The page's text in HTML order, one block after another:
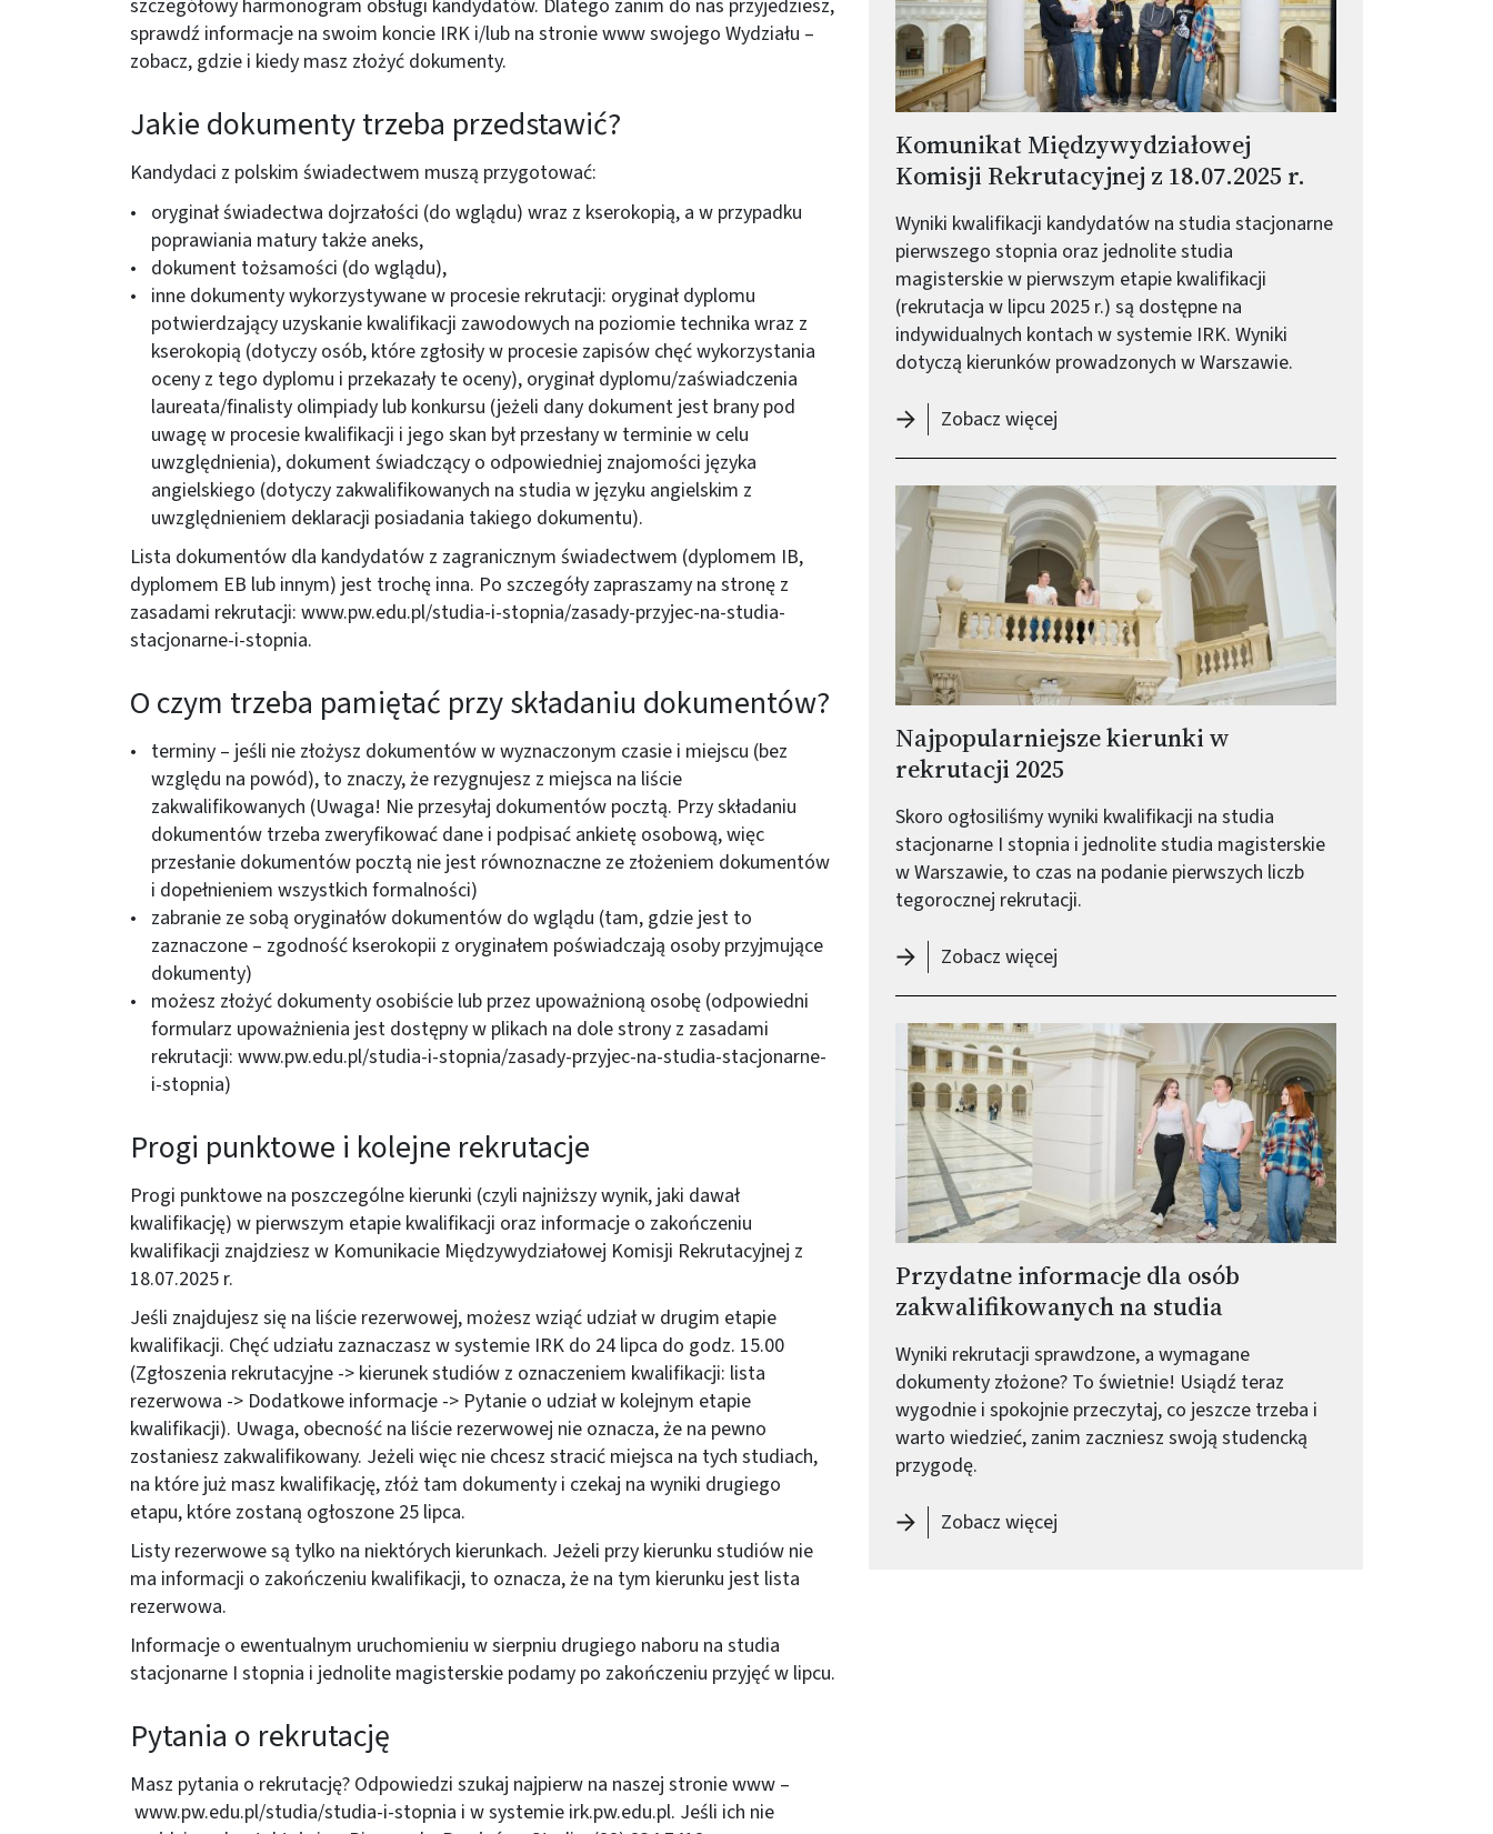
Komunikat Międzywydziałowej
Komisji Rekrutacyjnej z 18.07.2025 r.
Wyniki kwalifikacji kandydatów na studia stacjonarne
pierwszego stopnia oraz jednolite studia
magisterskie w pierwszym etapie kwalifikacji
(rekrutacja w lipcu 2025 r.) są dostępne na
indywidualnych kontach w systemie IRK. Wyniki
dotyczą kierunków prowadzonych w Warszawie.
Zobacz więcej-
Najpopularniejsze kierunki w
rekrutacji 2025
Skoro ogłosiliśmy wyniki kwalifikacji na studia
stacjonarne I stopnia i jednolite studia magisterskie
w Warszawie, to czas na podanie pierwszych liczb
tegorocznej rekrutacji.
Zobacz więcej-
Przydatne informacje dla osób
zakwalifikowanych na studia
Wyniki rekrutacji sprawdzone, a wymagane
dokumenty złożone? To świetnie! Usiądź teraz
wygodnie i spokojnie przeczytaj, co jeszcze trzeba i
warto wiedzieć, zanim zaczniesz swoją studencką
przygodę.
Zobacz więcej-
szczegółowy harmonogram obsługi kandydatów. Dlatego zanim do nas przyjedziesz,
sprawdź informacje na swoim koncie IRK i/lub na stronie www swojego Wydziału –
zobacz, gdzie i kiedy masz złożyć dokumenty.
Jakie dokumenty trzeba przedstawić?
Kandydaci z polskim świadectwem muszą przygotować:
oryginał świadectwa dojrzałości (do wglądu) wraz z kserokopią, a w przypadku
poprawiania matury także aneks,
dokument tożsamości (do wglądu),
inne dokumenty wykorzystywane w procesie rekrutacji: oryginał dyplomu
potwierdzający uzyskanie kwalifikacji zawodowych na poziomie technika wraz z
kserokopią (dotyczy osób, które zgłosiły w procesie zapisów chęć wykorzystania
oceny z tego dyplomu i przekazały te oceny), oryginał dyplomu/zaświadczenia
laureata/finalisty olimpiady lub konkursu (jeżeli dany dokument jest brany pod
uwagę w procesie kwalifikacji i jego skan był przesłany w terminie w celu
uwzględnienia), dokument świadczący o odpowiedniej znajomości języka
angielskiego (dotyczy zakwalifikowanych na studia w języku angielskim z
uwzględnieniem deklaracji posiadania takiego dokumentu).
Lista dokumentów dla kandydatów z zagranicznym świadectwem (dyplomem IB,
dyplomem EB lub innym) jest trochę inna. Po szczegóły zapraszamy na stronę z
zasadami rekrutacji: www.pw.edu.pl/studia-i-stopnia/zasady-przyjec-na-studia-
stacjonarne-i-stopnia.
O czym trzeba pamiętać przy składaniu dokumentów?
terminy – jeśli nie złożysz dokumentów w wyznaczonym czasie i miejscu (bez
względu na powód), to znaczy, że rezygnujesz z miejsca na liście
zakwalifikowanych (Uwaga! Nie przesyłaj dokumentów pocztą. Przy składaniu
dokumentów trzeba zweryfikować dane i podpisać ankietę osobową, więc
przesłanie dokumentów pocztą nie jest równoznaczne ze złożeniem dokumentów
i dopełnieniem wszystkich formalności)
zabranie ze sobą oryginałów dokumentów do wglądu (tam, gdzie jest to
zaznaczone – zgodność kserokopii z oryginałem poświadczają osoby przyjmujące
dokumenty)
możesz złożyć dokumenty osobiście lub przez upoważnioną osobę (odpowiedni
formularz upoważnienia jest dostępny w plikach na dole strony z zasadami
rekrutacji: www.pw.edu.pl/studia-i-stopnia/zasady-przyjec-na-studia-stacjonarne-
i-stopnia)
Progi punktowe i kolejne rekrutacje
Progi punktowe na poszczególne kierunki (czyli najniższy wynik, jaki dawał
kwalifikację) w pierwszym etapie kwalifikacji oraz informacje o zakończeniu
kwalifikacji znajdziesz w Komunikacie Międzywydziałowej Komisji Rekrutacyjnej z
18.07.2025 r.
Jeśli znajdujesz się na liście rezerwowej, możesz wziąć udział w drugim etapie
kwalifikacji. Chęć udziału zaznaczasz w systemie IRK do 24 lipca do godz. 15.00
(Zgłoszenia rekrutacyjne -> kierunek studiów z oznaczeniem kwalifikacji: lista
rezerwowa -> Dodatkowe informacje -> Pytanie o udział w kolejnym etapie
kwalifikacji). Uwaga, obecność na liście rezerwowej nie oznacza, że na pewno
zostaniesz zakwalifikowany. Jeżeli więc nie chcesz stracić miejsca na tych studiach,
na które już masz kwalifikację, złóż tam dokumenty i czekaj na wyniki drugiego
etapu, które zostaną ogłoszone 25 lipca.
Listy rezerwowe są tylko na niektórych kierunkach. Jeżeli przy kierunku studiów nie
ma informacji o zakończeniu kwalifikacji, to oznacza, że na tym kierunku jest lista
rezerwowa.
Informacje o ewentualnym uruchomieniu w sierpniu drugiego naboru na studia
stacjonarne I stopnia i jednolite magisterskie podamy po zakończeniu przyjęć w lipcu.
Pytania o rekrutację
Masz pytania o rekrutację? Odpowiedzi szukaj najpierw na naszej stronie www –
www.pw.edu.pl/studia/studia-i-stopnia i w systemie irk.pw.edu.pl. Jeśli ich nie